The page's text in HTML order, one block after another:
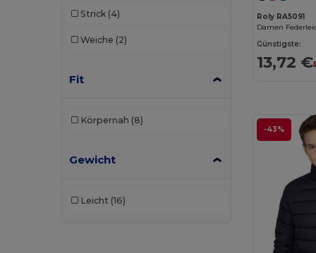
Strick (4)
Weiche (2)
Fit
Körpernah (8)
Gewicht
Leicht (16)
Roly RA5091
Günstigste:
13,72 €
-43%